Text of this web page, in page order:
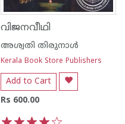
വിജനവീഥി
അശ്വതി തിരുനാള്‍
Kerala Book Store Publishers
Add to Cart
Rs 600.00